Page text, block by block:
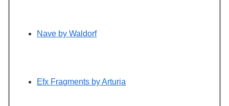
Nave by Waldorf
Efx Fragments by Arturia